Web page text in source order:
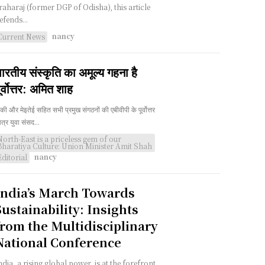
(former DGP of Odisha), this article
News
nancy
संस्कृति का अमूल्य गहना है
अमित शाह
और मेइतेई सहित सभी प्रमुख संगठनों की एबीवीपी के पूर्वोत्तर
युवा संसद...
East is a priceless gem of our
Culture: Union Minister Amit Shah
nancy
March Towards
Insights
the Multidisciplinary
Conference
a rising global power, is at the forefront